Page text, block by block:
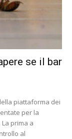
se il bar
piattaforma dei
per la
prima a
al